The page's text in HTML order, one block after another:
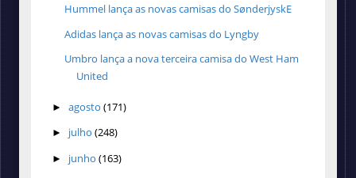
Hummel lança as novas camisas do SønderjyskE
Adidas lança as novas camisas do Lyngby
Umbro lança a nova terceira camisa do West Ham
United
► agosto (171)
► julho (248)
► junho (163)